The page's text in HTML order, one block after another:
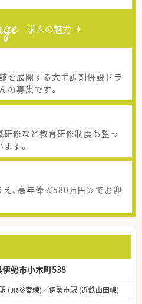
求人の魅力
を展開する大手調剤併設ドラ
の募集です。
研修など教育研修制度も整っ
す。
え、高年俸≪580万円≫でお迎
伊勢市小木町538
(JR参宮線)／伊勢市駅 (近鉄山田線)